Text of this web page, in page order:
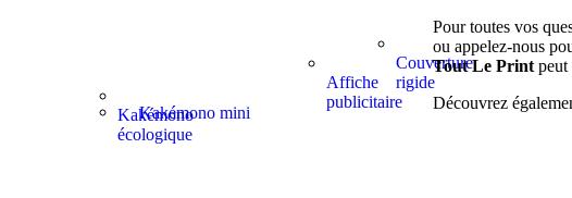
Kakémono mini
Kakémono
écologique
Affiche
publicitaire
Couverture
rigide
Pour toutes vos
ou appelez-nous
Tout Le Printpeut
Découvrez